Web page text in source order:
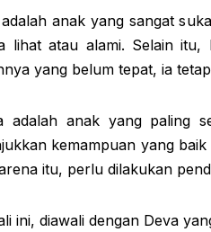
anak yang sangat
lihat atau alami. Selain itu,
yang belum tepat, ia
adalah anak yang paling
kemampuan yang
itu, perlu dilakukan
ini, diawali dengan Deva